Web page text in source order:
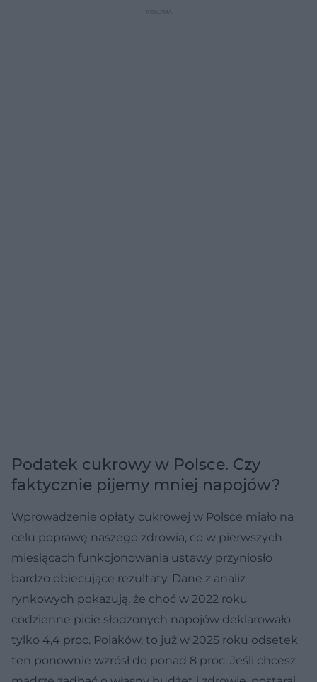
Podatek cukrowy w Polsce. Czy
faktycznie pijemy mniej napojów?
Wprowadzenie opłaty cukrowej w Polsce miało na
celu poprawę naszego zdrowia, co w pierwszych
miesiącach funkcjonowania ustawy przyniosło
bardzo obiecujące rezultaty. Dane z analiz
rynkowych pokazują, że choć w 2022 roku
codzienne picie słodzonych napojów deklarowało
tylko 4,4 proc. Polaków, to już w 2025 roku odsetek
ten ponownie wzrósł do ponad 8 proc. Jeśli chcesz